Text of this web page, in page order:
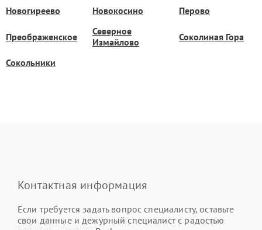
Новогиреево Новокосино Перово
Преображенское
Северное
Измайлово
Соколиная Гора
Сокольники
Контактная информация
Если требуется задать вопрос специалисту, оставьте
свои данные и дежурный специалист с радостью